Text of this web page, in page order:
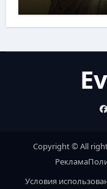
Copyright © All
Реклама
Условия